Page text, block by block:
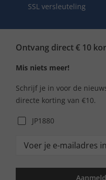
SSL versleuteling
Ontvang direct € 10
Mis niets meer!
Schrijf je in voor de
directe korting van €10.
JP1880